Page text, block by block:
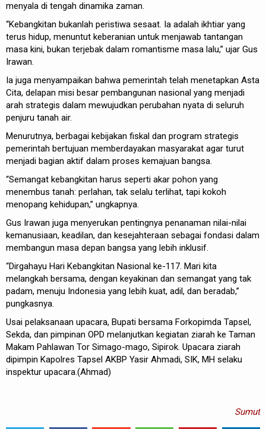
menyala di tengah dinamika zaman.
“Kebangkitan bukanlah peristiwa sesaat. Ia adalah ikhtiar yang
terus hidup, menuntut keberanian untuk menjawab tantangan
masa kini, bukan terjebak dalam romantisme masa lalu,” ujar Gus
Irawan.
Ia juga menyampaikan bahwa pemerintah telah menetapkan Asta
Cita, delapan misi besar pembangunan nasional yang menjadi
arah strategis dalam mewujudkan perubahan nyata di seluruh
penjuru tanah air.
Menurutnya, berbagai kebijakan fiskal dan program strategis
pemerintah bertujuan memberdayakan masyarakat agar turut
menjadi bagian aktif dalam proses kemajuan bangsa.
“Semangat kebangkitan harus seperti akar pohon yang
menembus tanah: perlahan, tak selalu terlihat, tapi kokoh
menopang kehidupan,” ungkapnya.
Gus Irawan juga menyerukan pentingnya penanaman nilai-nilai
kemanusiaan, keadilan, dan kesejahteraan sebagai fondasi dalam
membangun masa depan bangsa yang lebih inklusif.
“Dirgahayu Hari Kebangkitan Nasional ke-117. Mari kita
melangkah bersama, dengan keyakinan dan semangat yang tak
padam, menuju Indonesia yang lebih kuat, adil, dan beradab,”
pungkasnya.
Usai pelaksanaan upacara, Bupati bersama Forkopimda Tapsel,
Sekda, dan pimpinan OPD melanjutkan kegiatan ziarah ke Taman
Makam Pahlawan Tor Simago-mago, Sipirok. Upacara ziarah
dipimpin Kapolres Tapsel AKBP Yasir Ahmadi, SIK, MH selaku
inspektur upacara.(Ahmad)
Sumut